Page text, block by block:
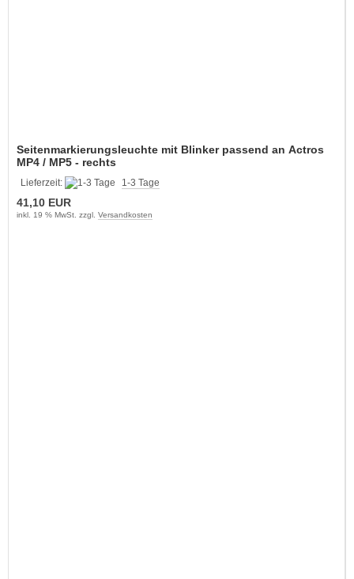
Seitenmarkierungsleuchte mit Blinker passend an Actros
MP4 / MP5 - rechts
Lieferzeit: 1-3 Tage
41,10 EUR
inkl. 19 % MwSt. zzgl. Versandkosten